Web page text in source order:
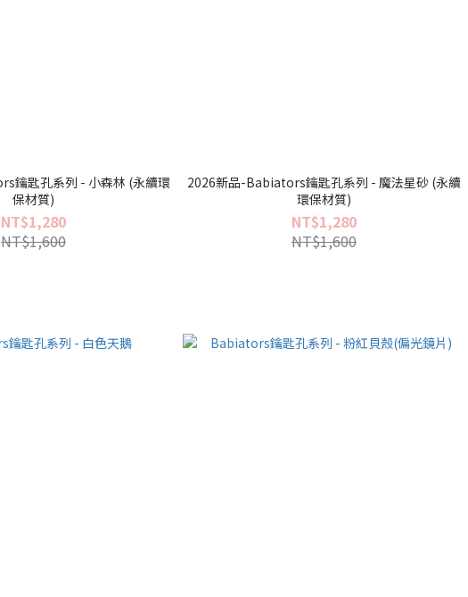
列 - 小森林 (永續環
保材質)
NT$1,280
NT$1,600
2026新品-Babiators鑰匙孔系列 - 魔法星砂 (永續
環保材質)
NT$1,280
NT$1,600